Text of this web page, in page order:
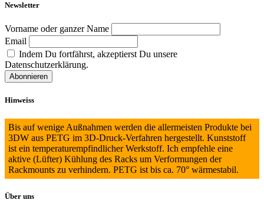
Newsletter
Vorname oder ganzer Name
Email
Indem Du fortfährst, akzeptierst Du unsere
Datenschutzerklärung.
Hinweiss
Bis auf wenige Außnahmen werden die allermeisten Produkte bei
3DW aus PETG im 3D-Druck-Verfahren hergestellt. Kunststoff
ist ein temperaturempfindlicher Werkstoff. Ich empfehle eine
aktive (Lüfter) Kühlung des Racks um Verformungen der
Rackmounts zu verhindern. PETG ist bis ca. 70° wärmestabil.
Über uns